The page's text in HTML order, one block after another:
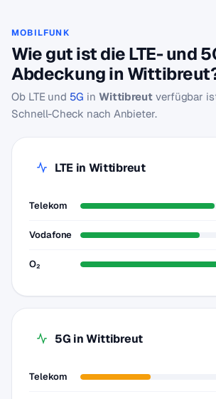
MOBILFUNK
Wie gut ist die LTE- und
Abdeckung in
Ob LTE und 5G in Wittibreut verfügbar
Schnell-Check nach Anbieter.
LTE in Wittibreut
Telekom
Vodafone
O₂
5G in Wittibreut
Telekom